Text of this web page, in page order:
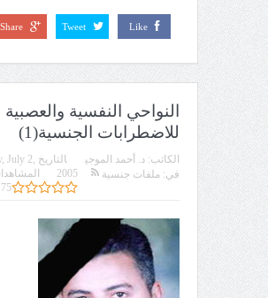
Like
Tweet
Share
النواحي النفسية والعصبية
للاضطرابات الجنسية(1)
الكاتب: د. أحمد الموجي التاريخ July 2,
2005
في: ملفات جنسية